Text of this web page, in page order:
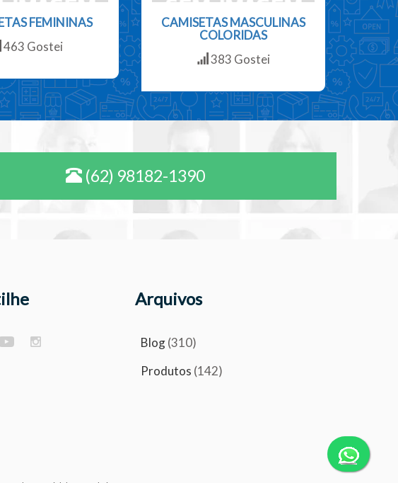
FEMININAS
463 Gostei
CAMISETAS MASCULINAS
COLORIDAS
383 Gostei
(62) 98182-1390
Arquivos
Blog(310)
Produtos (142)